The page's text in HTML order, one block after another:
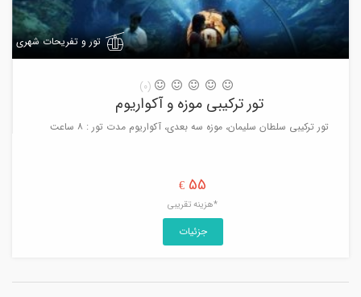
تور و تفریحات شهری
(0)
تور ترکیبی موزه و آکواریوم
تور ترکیبی سلطان سلیمان، موزه سه بعدی، آکواریوم مدت تور : ۸ ساعت
55
€
*هزینه تقریبی
جزئیات